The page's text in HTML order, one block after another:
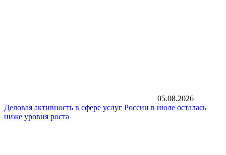
05.08.2026
Деловая активность в сфере услуг России в июле осталась
ниже уровня роста